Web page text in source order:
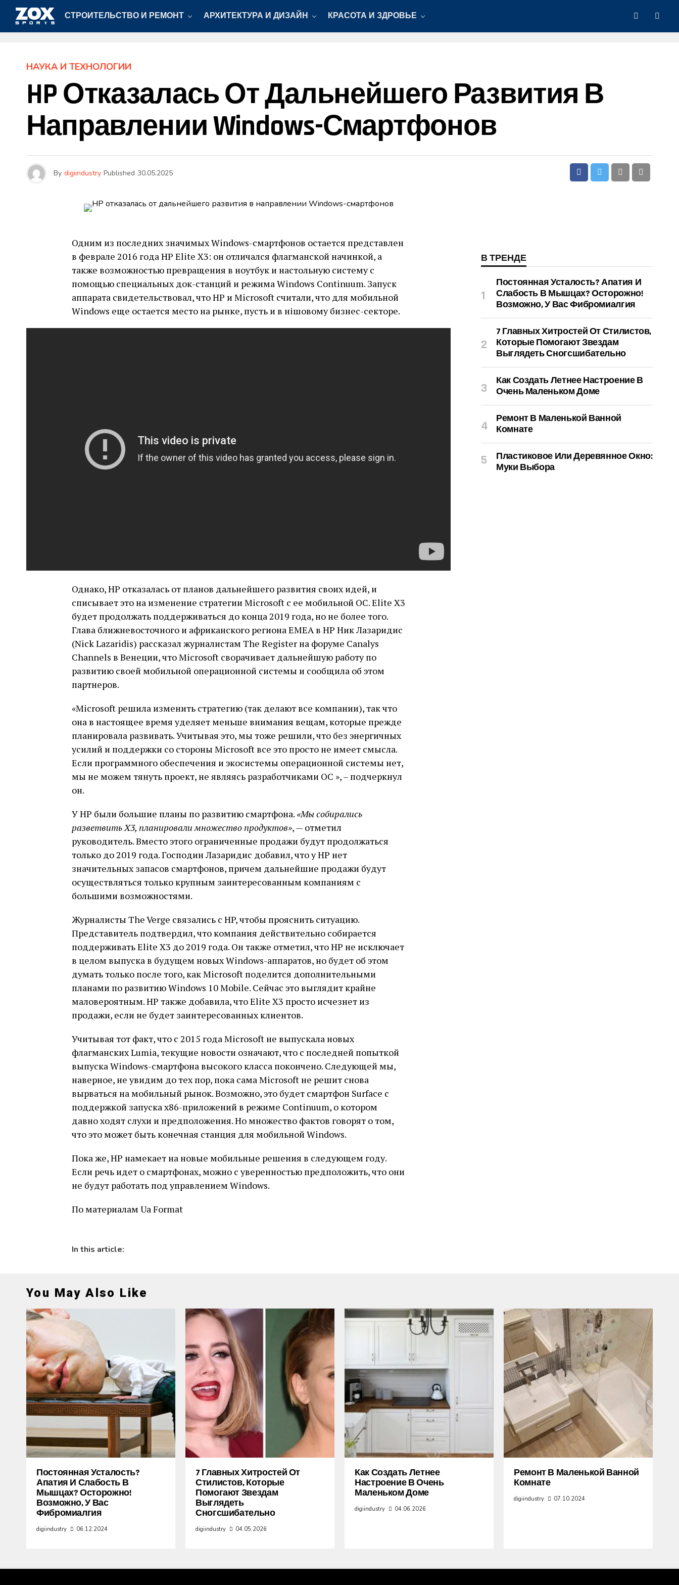
СТРОИТЕЛЬСТВО И РЕМОНТ АРХИТЕКТУРА И ДИЗАЙН КРАСОТА И ЗДРОВЬЕ
НАУКА И ТЕХНОЛОГИИ
HP Отказалась От Дальнейшего Развития В
Направлении Windows-Смартфонов
By digiindustry Published 30.05.2025
Одним из последних значимых Windows-смартфонов остается представлен
в феврале 2016 года HP Elite X3: он отличался флагманской начинкой, а
также возможностью превращения в ноутбук и настольную систему с
помощью специальных док-станций и режима Windows Continuum. Запуск
аппарата свидетельствовал, что HP и Microsoft считали, что для мобильной
Windows еще остается место на рынке, пусть и в нішовому бизнес-секторе.
Однако, HP отказалась от планов дальнейшего развития своих идей, и
списывает это на изменение стратегии Microsoft с ее мобильной ОС. Elite X3
будет продолжать поддерживаться до конца 2019 года, но не более того.
Глава ближневосточного и африканского региона EMEA в HP Ник Лазаридис
(Nick Lazaridis) рассказал журналистам The Register на форуме Canalys
Channels в Венеции, что Microsoft сворачивает дальнейшую работу по
развитию своей мобильной операционной системы и сообщила об этом
партнеров.
«Microsoft решила изменить стратегию (так делают все компании), так что
она в настоящее время уделяет меньше внимания вещам, которые прежде
планировала развивать. Учитывая это, мы тоже решили, что без энергичных
усилий и поддержки со стороны Microsoft все это просто не имеет смысла.
Если программного обеспечения и экосистемы операционной системы нет,
мы не можем тянуть проект, не являясь разработчиками ОС », – подчеркнул
он.
У HP были большие планы по развитию смартфона. «Мы собирались
разветвить X3, планировали множество продуктов», — отметил
руководитель. Вместо этого ограниченные продажи будут продолжаться
только до 2019 года. Господин Лазаридис добавил, что у HP нет
значительных запасов смартфонов, причем дальнейшие продажи будут
осуществляться только крупным заинтересованным компаниям с
большими возможностями.
Журналисты The Verge связались с HP, чтобы прояснить ситуацию.
Представитель подтвердил, что компания действительно собирается
поддерживать Elite X3 до 2019 года. Он также отметил, что HP не исключает
в целом выпуска в будущем новых Windows-аппаратов, но будет об этом
думать только после того, как Microsoft поделится дополнительными
планами по развитию Windows 10 Mobile. Сейчас это выглядит крайне
маловероятным. HP также добавила, что Elite Х3 просто исчезнет из
продажи, если не будет заинтересованных клиентов.
Учитывая тот факт, что с 2015 года Microsoft не выпускала новых
флагманских Lumia, текущие новости означают, что с последней попыткой
выпуска Windows-смартфона высокого класса покончено. Следующей мы,
наверное, не увидим до тех пор, пока сама Microsoft не решит снова
вырваться на мобильный рынок. Возможно, это будет смартфон Surface с
поддержкой запуска x86-приложений в режиме Continuum, о котором
давно ходят слухи и предположения. Но множество фактов говорят о том,
что это может быть конечная станция для мобильной Windows.
Пока же, HP намекает на новые мобильные решения в следующем году.
Если речь идет о смартфонах, можно с уверенностью предположить, что они
не будут работать под управлением Windows.
По материалам Ua Format
In this article:
В ТРЕНДЕ
Постоянная Усталость? Апатия И
Слабость В Мышцах? Осторожно!
Возможно, У Вас Фибромиалгия
7 Главных Хитростей От Стилистов,
Которые Помогают Звездам
Выглядеть Сногсшибательно
Как Создать Летнее Настроение В
Очень Маленьком Доме
Ремонт В Маленькой Ванной
Комнате
Пластиковое Или Деревянное Окно:
Муки Выбора
You May Also Like
Постоянная Усталость?
Апатия И Слабость В
Мышцах? Осторожно!
Возможно, У Вас
Фибромиалгия
digiindustry 06.12.2024
7 Главных Хитростей От
Стилистов, Которые
Помогают Звездам
Выглядеть
Сногсшибательно
digiindustry 04.05.2026
Как Создать Летнее
Настроение В Очень
Маленьком Доме
digiindustry 04.06.2026
Ремонт В Маленькой Ванной
Комнате
digiindustry 07.10.2024